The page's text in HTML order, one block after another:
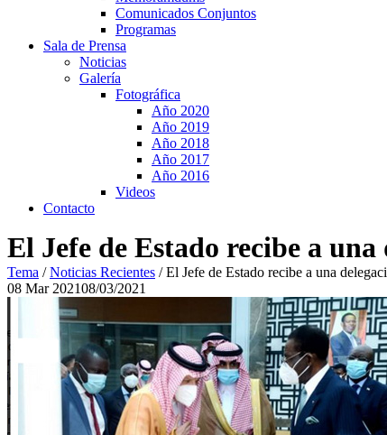
Comunicados Conjuntos
Programas
Sala de Prensa
Noticias
Galería
Fotográfica
Año 2020
Año 2019
Año 2018
Año 2017
Año 2016
Videos
Contacto
El Jefe de Estado recibe a
Tema /Noticias Recientes /El Jefe de Estado recibe a una
08 Mar 202108/03/2021